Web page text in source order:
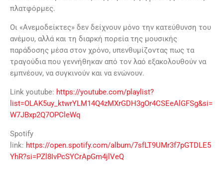
πλατφόρμες.
Οι «Ανεμοδείκτες» δεν δείχνουν μόνο την κατεύθυνση του
ανέμου, αλλά και τη διαρκή πορεία της μουσικής
παράδοσης μέσα στον χρόνο, υπενθυμίζοντας πως τα
τραγούδια που γεννήθηκαν από τον λαό εξακολουθούν να
εμπνέουν, να συγκινούν και να ενώνουν.
Link youtube: https://youtube.com/playlist?
list=OLAK5uy_ktwrYLM14Q4zMXrGDH3gOr4CSEeAlGFSg&si=
W7JBxp2Q7OPCleWq
Spotify
link: https://open.spotify.com/album/7sfLT9UMr3f7pGTDLE5
YhR?si=PZl8IvPcSYCrApGm4jlVeQ